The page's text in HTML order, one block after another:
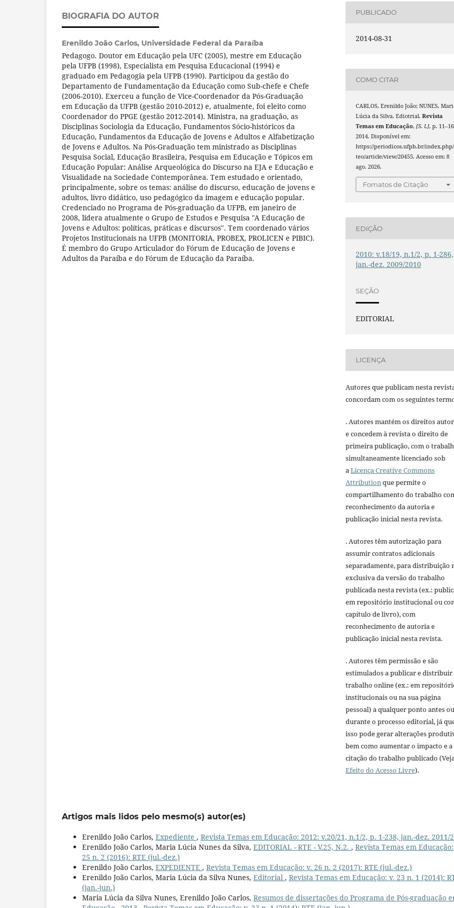
BIOGRAFIA DO AUTOR
Erenildo João Carlos, Universidade Federal da Paraíba
Pedagogo. Doutor em Educação pela UFC (2005), mestre em Educação
pela UFPB (1998), Especialista em Pesquisa Educacional (1994) e
graduado em Pedagogia pela UFPB (1990). Participou da gestão do
Departamento de Fundamentação da Educação como Sub-chefe e Chefe
(2006-2010). Exerceu a função de Vice-Coordenador da Pós-Graduação
em Educação da UFPB (gestão 2010-2012) e, atualmente, foi eleito como
Coordenador do PPGE (gestão 2012-2014). Ministra, na graduação, as
Disciplinas Sociologia da Educação, Fundamentos Sócio-históricos da
Educação, Fundamentos da Educação de Jovens e Adultos e Alfabetização
de Jovens e Adultos. Na Pós-Graduação tem ministrado as Disciplinas
Pesquisa Social, Educação Brasileira, Pesquisa em Educação e Tópicos em
Educação Popular: Análise Arqueológica do Discurso na EJA e Educação e
Visualidade na Sociedade Contemporânea. Tem estudado e orientado,
principalmente, sobre os temas: análise do discurso, educação de jovens e
adultos, livro didático, uso pedagógico da imagem e educação popular.
Credenciado no Programa de Pós-graduação da UFPB, em janeiro de
2008, lidera atualmente o Grupo de Estudos e Pesquisa "A Educação de
Jovens e Adultos: políticas, práticas e discursos". Tem coordenado vários
Projetos Institucionais na UFPB (MONITORIA, PROBEX, PROLICEN e PIBIC).
É membro do Grupo Articulador do Fórum de Educação de Jovens e
Adultos da Paraíba e do Fórum de Educação da Paraíba.
PUBLICADO
2014-08-31
COMO CITAR
CARLOS, Erenildo João; NUNES,
Lúcia da Silva. Ediotrial.Revista
Temas em Educação,[S. l.], p.
2014. Disponível em:
https://periodicos.ufpb.br/
teo/article/view/20455. Acesso em: 8
ago. 2026.
Fomatos de Citação
EDIÇÃO
2010: v.18/19, n.1/2, p. 1-286,
jan.-dez. 2009/2010
SEÇÃO
EDITORIAL
LICENÇA
Autores que publicam nesta
concordam com os seguintes
. Autores mantém os direitos
e concedem à revista o direito de
primeira publicação, com o
simultaneamente licenciado sob
a Licença Creative Commons
Attribution que permite o
compartilhamento do trabalho
reconhecimento da autoria e
publicação inicial nesta revista.
. Autores têm autorização para
assumir contratos adicionais
separadamente, para distribuição
exclusiva da versão do trabalho
publicada nesta revista (ex.:
em repositório institucional ou
capítulo de livro), com
reconhecimento de autoria e
publicação inicial nesta revista.
. Autores têm permissão e são
estimulados a publicar e distribuir
trabalho online (ex.: em
institucionais ou na sua página
pessoal) a qualquer ponto antes ou
durante o processo editorial, já
isso pode gerar alterações
bem como aumentar o impacto e a
citação do trabalho publicado (Veja
Efeito do Acesso Livre).
Artigos mais lidos pelo mesmo(s) autor(es)
Erenildo João Carlos, Expediente , Revista Temas em Educação: 2012: v.20/21, n.1/2, p. 1-238, jan.-dez. 2011/
Erenildo João Carlos, Maria Lúcia Nunes da Silva, EDITORIAL - RTE - V.25, N.2. , Revista Temas em
25 n. 2 (2016): RTE (jul.-dez.)
Erenildo João Carlos, EXPEDIENTE , Revista Temas em Educação: v. 26 n. 2 (2017): RTE (jul.-dez.)
Erenildo João Carlos, Maria Lúcia da Silva Nunes, Editorial , Revista Temas em Educação: v. 23 n. 1 (2014):
(jan.-jun.)
Maria Lúcia da Silva Nunes, Erenildo João Carlos, Resumos de dissertações do Programa de Pós-graduação